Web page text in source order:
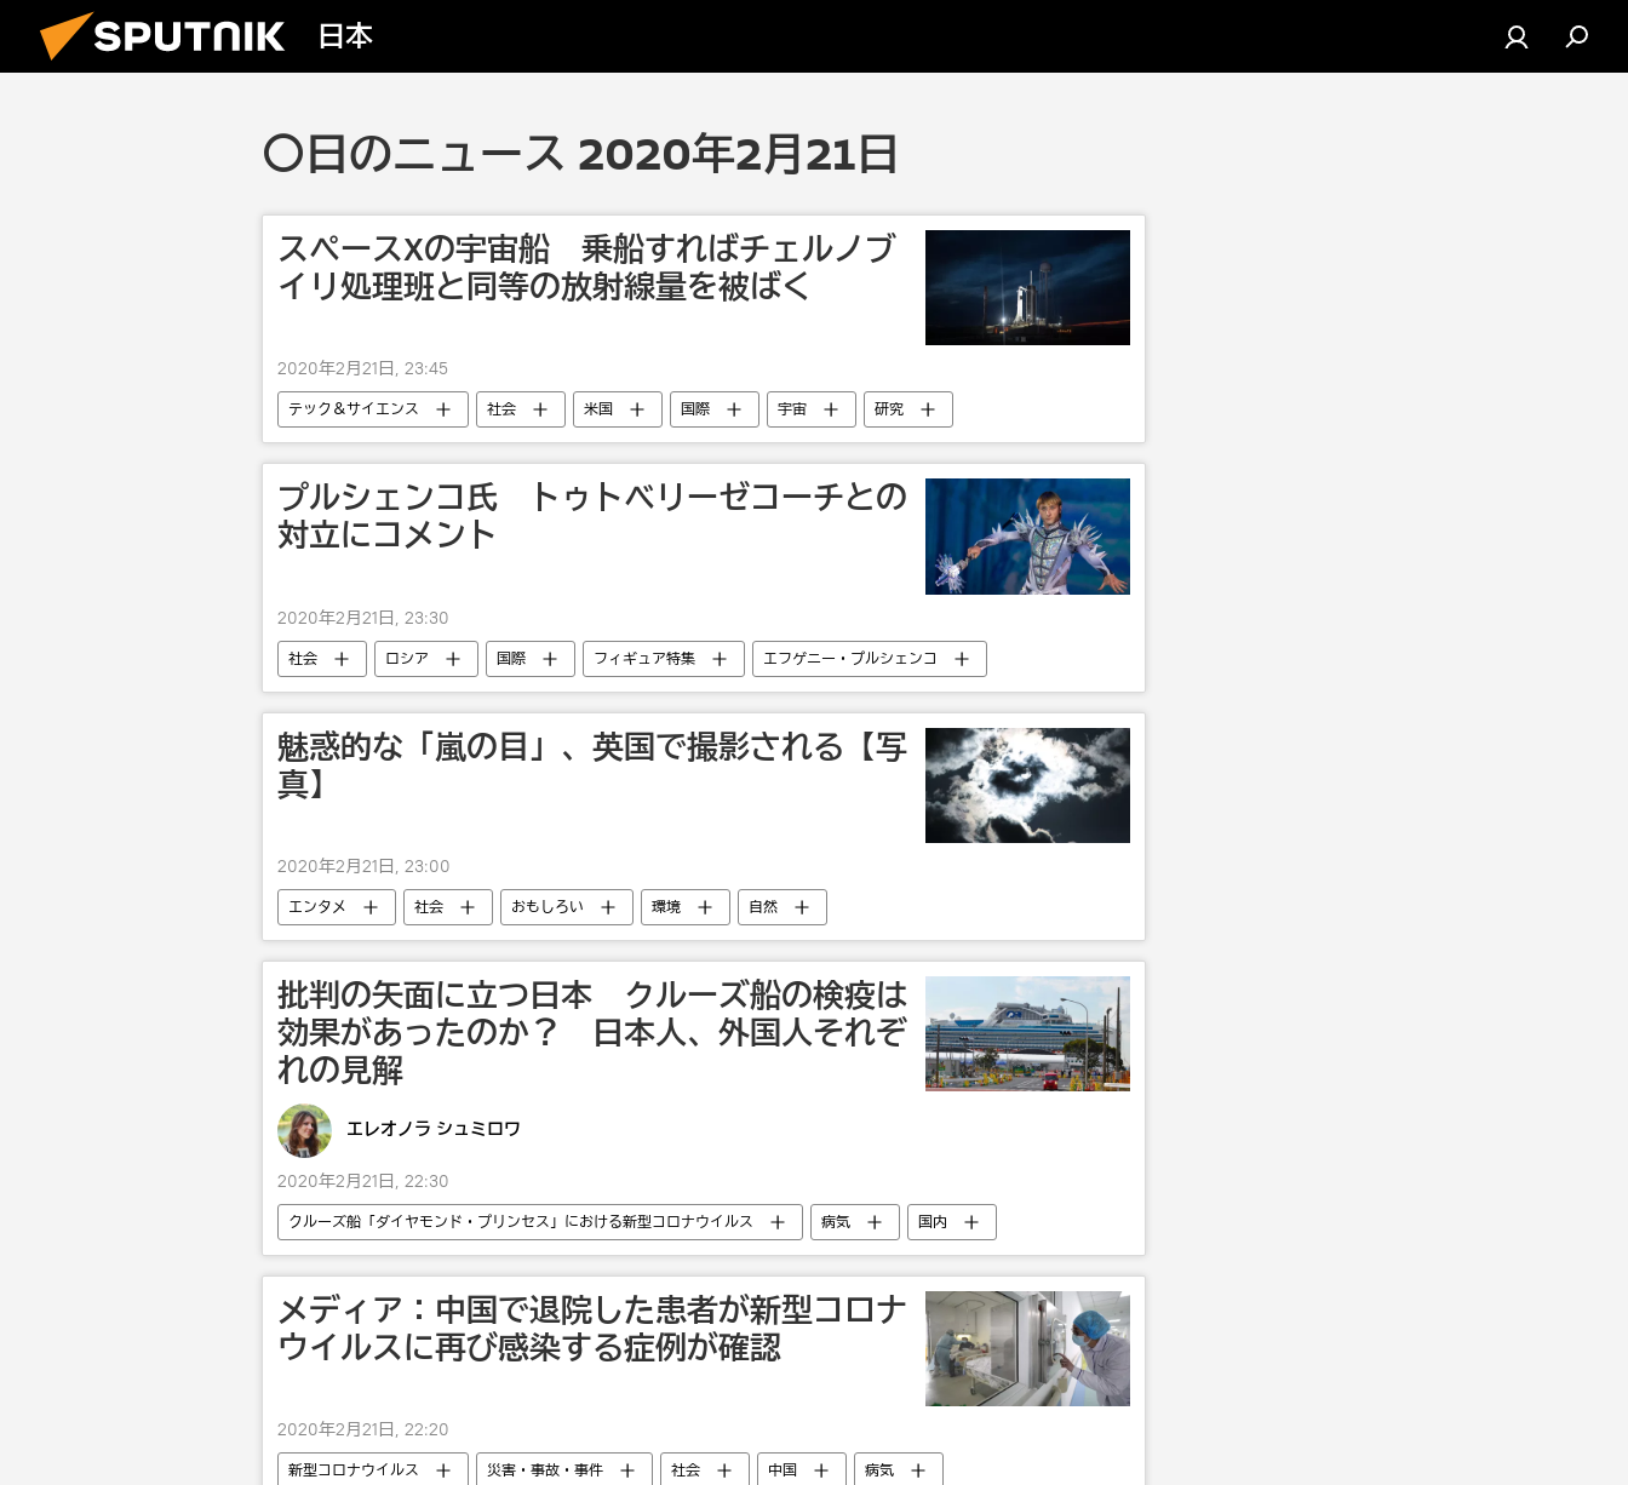
日本
〇日のニュース 2020年2月21日
スペースXの宇宙船 乗船すればチェルノブ
イリ処理班と同等の放射線量を被ばく
2020年2月21日, 23:45
テック＆サイエンス 社会 米国 国際 宇宙
研究
チェルノブイリ
プルシェンコ氏 トゥトベリーゼコーチとの
対立にコメント
2020年2月21日, 23:30
社会 ロシア 国際 フィギュア特集
エフゲニー・プルシェンコ
エテリ・トゥトベリーゼ
スキャンダル フィギュアスケート
魅惑的な「嵐の目」、英国で撮影される【写
真】
2020年2月21日, 23:00
エンタメ 社会 おもしろい 環境 自然
批判の矢面に立つ日本 クルーズ船の検疫は
効果があったのか？ 日本人、外国人それぞ
れの見解
エレオノラ シュミロワ
2020年2月21日, 22:30
クルーズ船「ダイヤモンド・プリンセス」における新型コロナウイルス 病気
国内
中国
健康
メディア：中国で退院した患者が新型コロナ
ウイルスに再び感染する症例が確認
2020年2月21日, 22:20
新型コロナウイルス 災害・事故・事件 社会 中国 病気